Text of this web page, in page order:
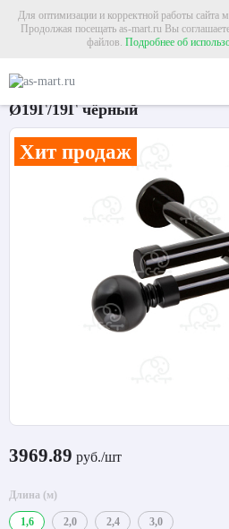
Для оптимизации и корректной работы сайта
Продолжая посещать as-mart.ru Вы
файлов. Подробнее об
Карниз для штор
Ø19Г/19Г чёрный
Хит продаж
3969.89 руб./шт
Длина (м)
1,6 2,0 2,4 3,0